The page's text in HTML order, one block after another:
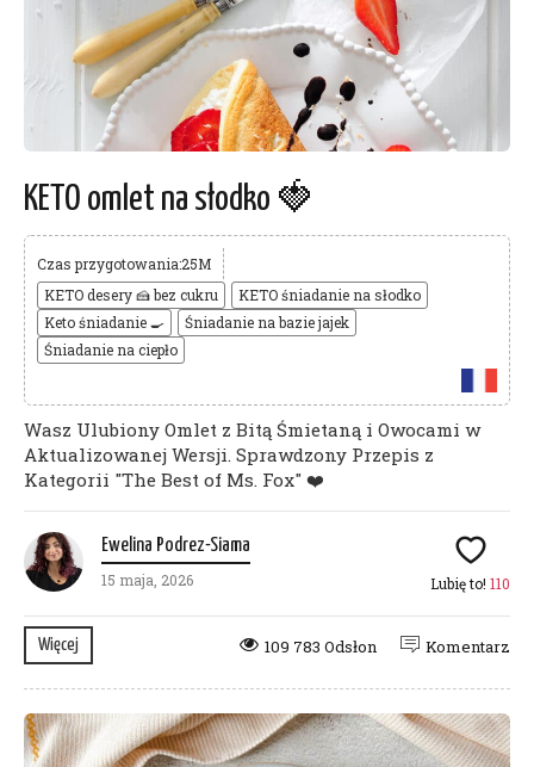
KETO omlet na słodko 🍓
Czas przygotowania:25M
KETO desery 🍰 bez cukru
KETO śniadanie na słodko
Keto śniadanie 🍳
Śniadanie na bazie jajek
Śniadanie na ciepło
Wasz Ulubiony Omlet z Bitą Śmietaną i Owocami w
Aktualizowanej Wersji. Sprawdzony Przepis z
Kategorii "The Best of Ms. Fox" ❤️
Ewelina Podrez-Siama
15 maja, 2026 Lubię to! 110
Więcej Komentarz
109 783 Odsłon